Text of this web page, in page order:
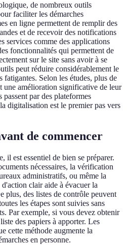
de nombreux outils
faciliter les démarches
en ligne permettent de remplir des
et de recevoir des notifications
services comme des applications
fonctionnalités qui permettent de
sur le site sans avoir à se
peut réduire considérablement le
fatigantes. Selon les études, plus de
une amélioration significative de leur
par des plateformes
digitalisation est le premier pas vers
de commencer
il est essentiel de bien se préparer.
nécessaires, la vérification
administratifs, ou même la
clair aide à évacuer la
plus, des listes de contrôle peuvent
les étapes sont suivies sans
Par exemple, si vous devez obtenir
des papiers à apporter. Les
cette méthode augmente la
en personne.